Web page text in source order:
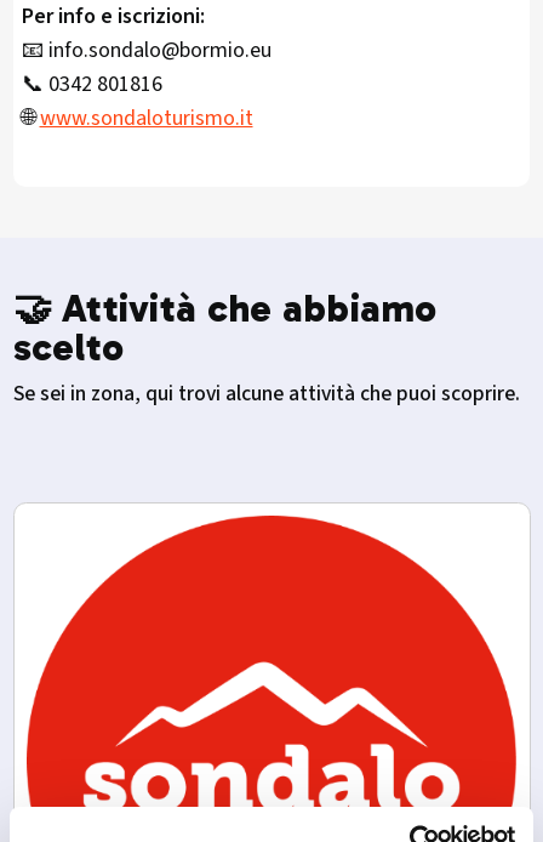
Per info e iscrizioni:
📧 info.sondalo@bormio.eu
📞 0342 801816
🌐www.sondaloturismo.it
🤝 Attività che abbiamo
scelto
Se sei in zona, qui trovi alcune attività che puoi scoprire.